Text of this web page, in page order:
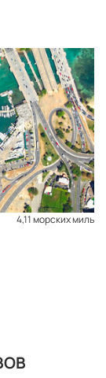
4,11 морских миль